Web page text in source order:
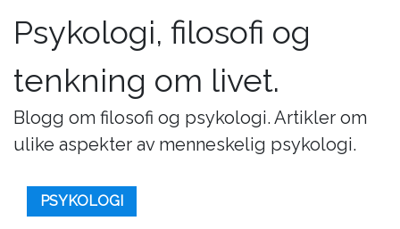
Psykologi, filosofi og
tenkning om livet.
Blogg om filosofi og psykologi. Artikler om
ulike aspekter av menneskelig psykologi.
PSYKOLOGI